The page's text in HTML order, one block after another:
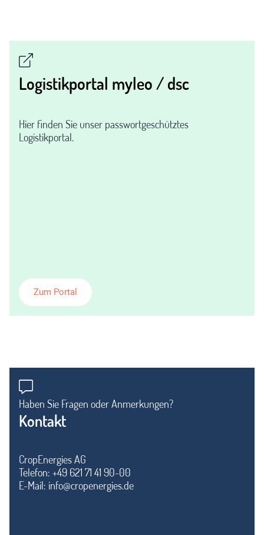
Logistikportal myleo / dsc
Hier finden Sie unser passwortgeschütztes
Logistikportal.
Zum Portal
Haben Sie Fragen oder Anmerkungen?
Kontakt
CropEnergies AG
Telefon: +49 621 71 41 90-00
E-Mail: info@cropenergies.de